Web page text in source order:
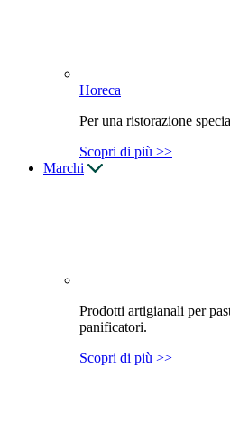
Horeca
Per una ristorazione
Scopri di più >>
Marchi
Prodotti artigianali per
panificatori.
Scopri di più >>